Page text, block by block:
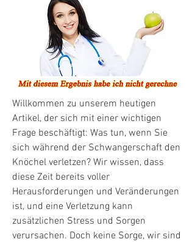
Willkommen zu unserem heutigen
Artikel, der sich mit einer wichtigen
Frage beschäftigt: Was tun, wenn Sie
sich während der Schwangerschaft den
Knöchel verletzen? Wir wissen, dass
diese Zeit bereits voller
Herausforderungen und Veränderungen
ist, und eine Verletzung kann
zusätzlichen Stress und Sorgen
verursachen. Doch keine Sorge, wir sind